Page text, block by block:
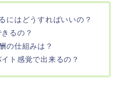
にはどうすればいいの？
るの？
の仕組みは？
ト感覚で出来るの？